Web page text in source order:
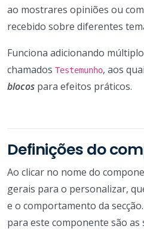
ao mostrares opiniões ou
recebido sobre diferentes
Funciona adicionando
chamados Testemunho, aos
blocos para efeitos práticos.
Definições do
Ao clicar no nome do
gerais para o personalizar,
e o comportamento da
para este componente são as